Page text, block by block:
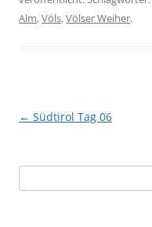
Alm,Völs,Völser Weiher.
Beitragsnavigation
← Südtirol Tag 06
nach: